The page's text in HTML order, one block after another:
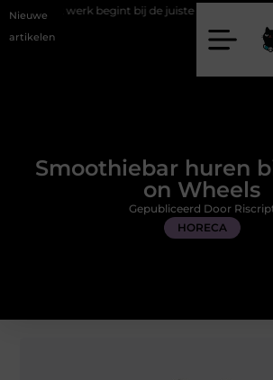
Nieuwe
artikelen
bij de juiste stretch werkbroek
Smoothiebar huren
on Wheels
HORECA
Gepubliceerd Door